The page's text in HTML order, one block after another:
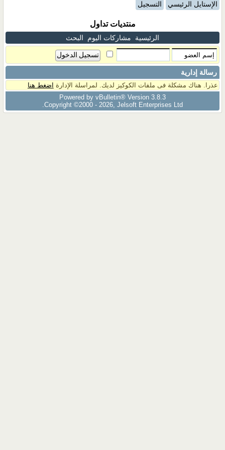
الإستايل الرئيسي التسجيل
منتديات تداول
الرئيسية مشاركات اليوم البحث
رسالة إدارية
عذرا. هناك مشكلة فى ملفات الكوكيز لديك. لمراسلة الإدارة اضغط هنا
Powered by vBulletin® Version 3.8.3
Copyright ©2000 - 2026, Jelsoft Enterprises Ltd.